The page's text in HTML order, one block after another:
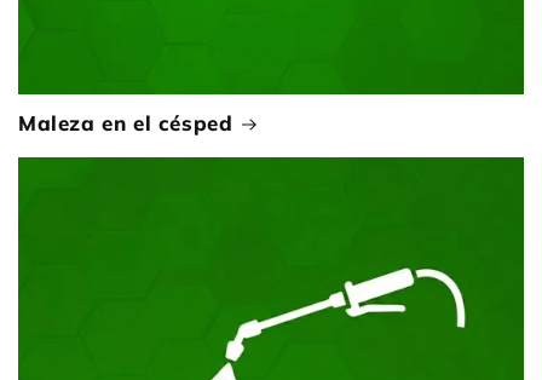
Maleza en el césped